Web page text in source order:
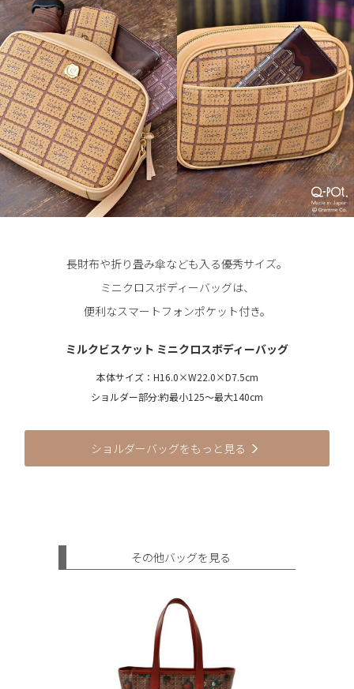
長財布や折り畳み傘なども入る優秀サイズ。
ミニクロスボディーバッグは、
便利なスマートフォンポケット付き。
ミルクビスケット ミニクロスボディーバッグ
本体サイズ：H16.0×W22.0×D7.5cm
ショルダー部分:約最小125～最大140cm
ショルダーバッグをもっと見る
その他バッグを見る